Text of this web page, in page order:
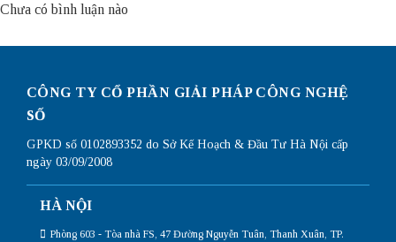
Chưa có bình luận nào
CÔNG TY CỔ PHẦN GIẢI PHÁP CÔNG NGHỆ
SỐ
GPKD số 0102893352 do Sở Kế Hoạch & Đầu Tư Hà Nội cấp
ngày 03/09/2008
HÀ NỘI
Phòng 603 - Tòa nhà FS, 47 Đường Nguyễn Tuân, Thanh Xuân, TP.